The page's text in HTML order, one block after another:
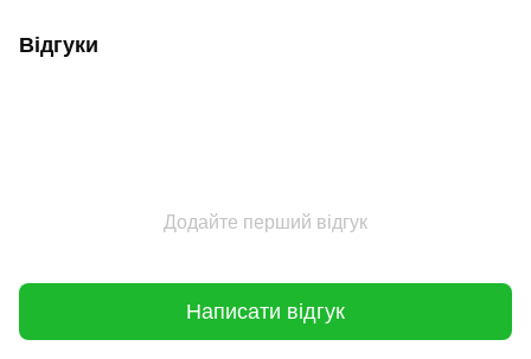
Відгуки
Додайте перший відгук
Написати відгук